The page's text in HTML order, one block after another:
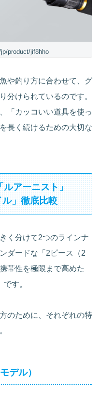
product/jif8hho
や釣り方に合わせて、グ
分けられているのです。
「カッコいい道具を使っ
長く続けるための大切な
ルアーニスト」
」徹底比較
く分けて2つのラインナ
ダードな「2ピース（2
帯性を極限まで高めた
す。
のために、それぞれの特
デル）